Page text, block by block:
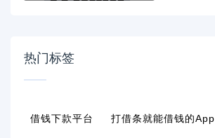
热门标签
借钱下款平台 打借条就能借钱的app